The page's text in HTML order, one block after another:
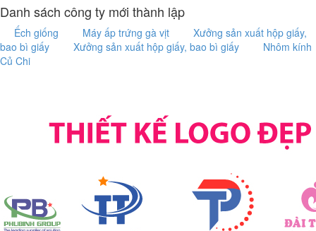
Danh sách công ty mới thành lập
Ếch giống Máy ấp trứng gà vịt
Xưởng sản xuất hộp giấy,
bao bì giấy
Xưởng sản xuất hộp giấy, bao bì giấy
Nhôm kính
Củ Chi